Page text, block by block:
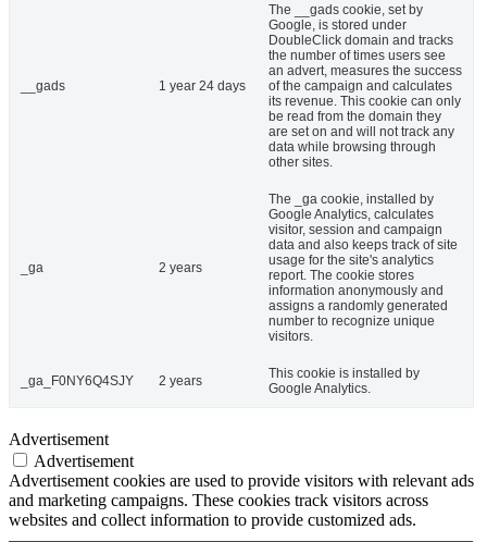
__gads 1 year 24 days
The __gads cookie, set by
Google, is stored under
DoubleClick domain and tracks
the number of times users see
an advert, measures the success
of the campaign and calculates
its revenue. This cookie can only
be read from the domain they
are set on and will not track any
data while browsing through
other sites.
_ga 2 years
The _ga cookie, installed by
Google Analytics, calculates
visitor, session and campaign
data and also keeps track of site
usage for the site's analytics
report. The cookie stores
information anonymously and
assigns a randomly generated
number to recognize unique
visitors.
_ga_F0NY6Q4SJY 2 years
This cookie is installed by
Google Analytics.
Advertisement
Advertisement
Advertisement cookies are used to provide visitors with relevant ads
and marketing campaigns. These cookies track visitors across
websites and collect information to provide customized ads.